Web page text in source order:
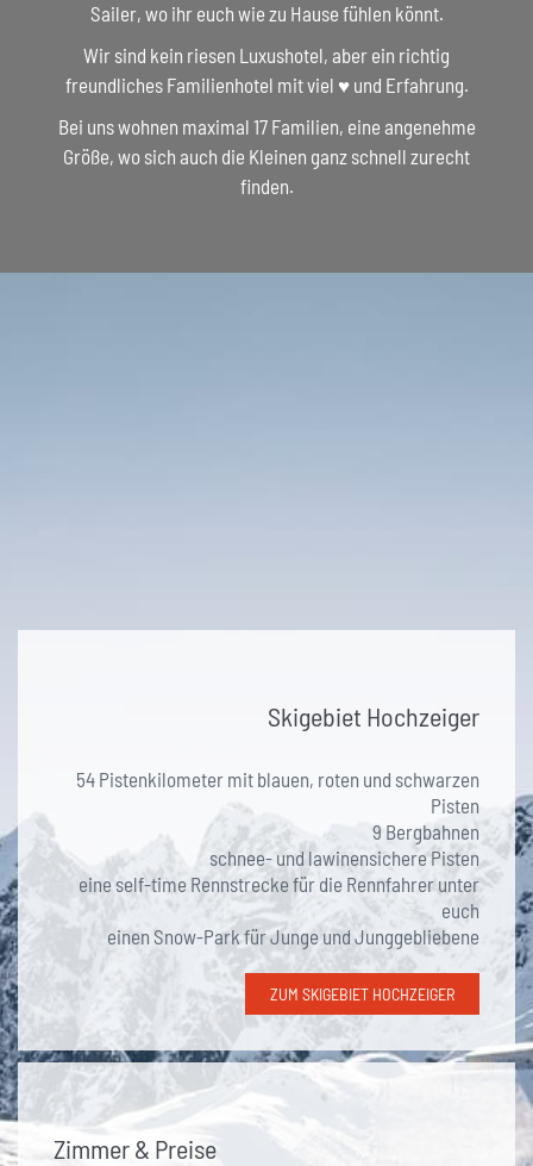
Sailer, wo ihr euch wie zu Hause fühlen könnt.
Wir sind kein riesen Luxushotel, aber ein richtig
freundliches Familienhotel mit viel ♥ und Erfahrung.
Bei uns wohnen maximal 17 Familien, eine angenehme
Größe, wo sich auch die Kleinen ganz schnell zurecht
finden.
Skigebiet Hochzeiger
54 Pistenkilometer mit blauen, roten und schwarzen
Pisten
9 Bergbahnen
schnee- und lawinensichere Pisten
eine self-time Rennstrecke für die Rennfahrer unter
euch
einen Snow-Park für Junge und Junggebliebene
ZUM SKIGEBIET HOCHZEIGER
Zimmer & Preise